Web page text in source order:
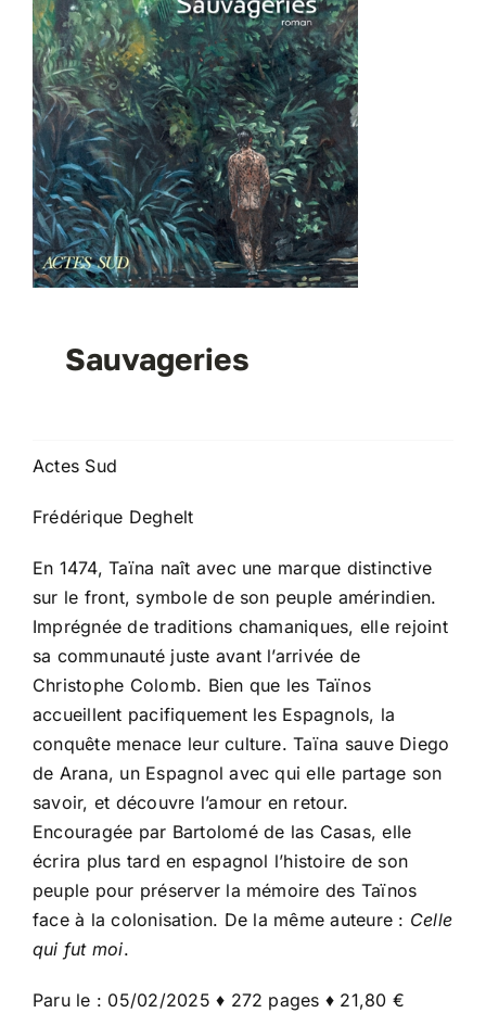
Sauvageries
Actes Sud
Frédérique Deghelt
En 1474, Taïna naît avec une marque distinctive
sur le front, symbole de son peuple amérindien.
Imprégnée de traditions chamaniques, elle rejoint
sa communauté juste avant l’arrivée de
Christophe Colomb. Bien que les Taïnos
accueillent pacifiquement les Espagnols, la
conquête menace leur culture. Taïna sauve Diego
de Arana, un Espagnol avec qui elle partage son
savoir, et découvre l’amour en retour.
Encouragée par Bartolomé de las Casas, elle
écrira plus tard en espagnol l’histoire de son
peuple pour préserver la mémoire des Taïnos
face à la colonisation. De la même auteure : Celle
qui fut moi.
Paru le : 05/02/2025 ♦ 272 pages ♦ 21,80 €